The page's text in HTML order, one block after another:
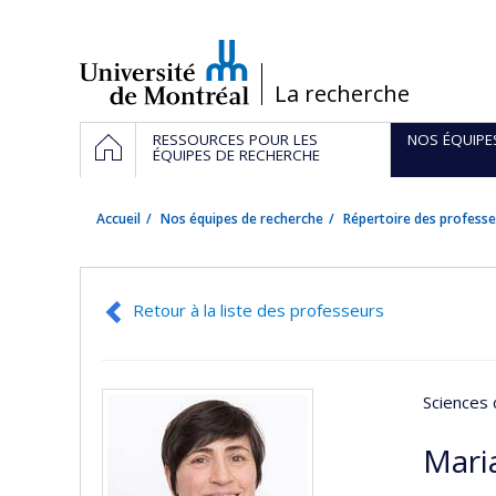
/La recherche
Navigation
principale
ACCUEILRESSOURCES POUR LES
ÉQUIPES DE RECHERCHE
NOS
Accueil Nos équipes de recherche Répertoire des
Retour à la liste des professeurs
Sciences